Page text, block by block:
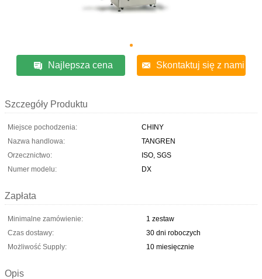
Najlepsza cena Skontaktuj się z nami
Szczegóły Produktu
Miejsce pochodzenia:
CHINY
Nazwa handlowa:
TANGREN
Orzecznictwo:
ISO, SGS
Numer modelu:
DX
Zapłata
Minimalne zamówienie:
1 zestaw
Czas dostawy:
30 dni roboczych
Możliwość Supply:
10 miesięcznie
Opis